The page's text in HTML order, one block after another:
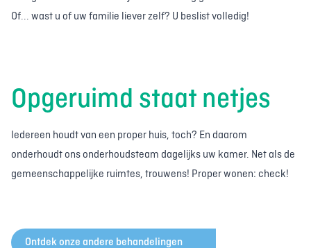
Of... wast u of uw familie liever zelf? U beslist volledig!
Opgeruimd staat netjes
Iedereen houdt van een proper huis, toch? En daarom
onderhoudt ons onderhoudsteam dagelijks uw kamer. Net als de
gemeenschappelijke ruimtes, trouwens! Proper wonen: check!
Ontdek onze andere behandelingen